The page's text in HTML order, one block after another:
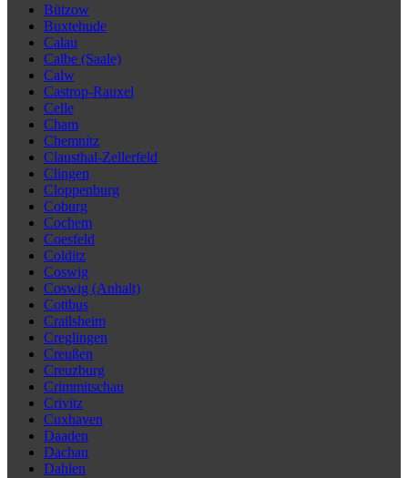
Bützow
Buxtehude
Calau
Calbe (Saale)
Calw
Castrop-Rauxel
Celle
Cham
Chemnitz
Clausthal-Zellerfeld
Clingen
Cloppenburg
Coburg
Cochem
Coesfeld
Colditz
Coswig
Coswig (Anhalt)
Cottbus
Crailsheim
Creglingen
Creußen
Creuzburg
Crimmitschau
Crivitz
Cuxhaven
Daaden
Dachau
Dahlen